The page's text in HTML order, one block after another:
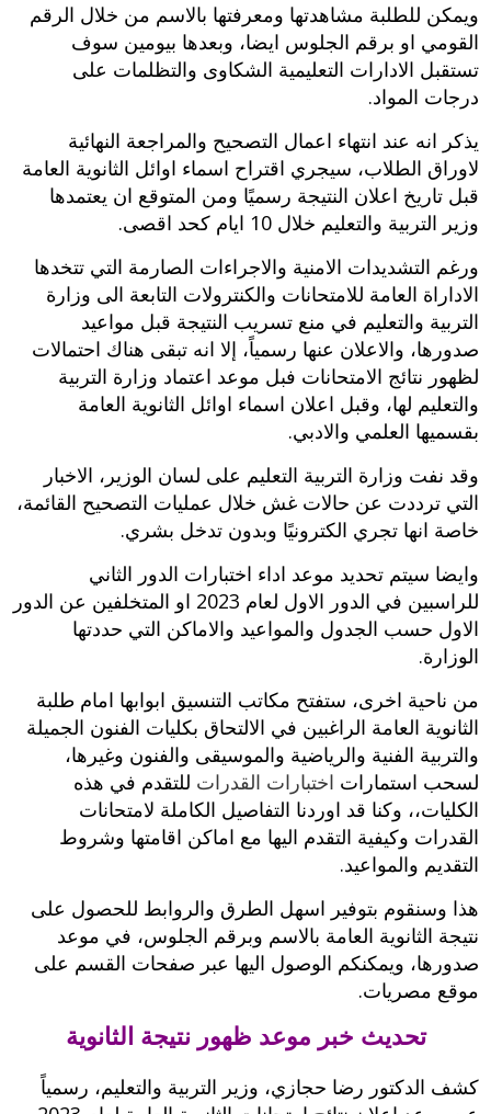
ويمكن للطلبة مشاهدتها ومعرفتها بالاسم من خلال الرقم
القومي او برقم الجلوس ايضا، وبعدها بيومين سوف
تستقبل الادارات التعليمية الشكاوى والتظلمات على
درجات المواد.
يذكر انه عند انتهاء اعمال التصحيح والمراجعة النهائية
لاوراق الطلاب، سيجري اقتراح اسماء اوائل الثانوية العامة
قبل تاريخ اعلان النتيجة رسميًا ومن المتوقع ان يعتمدها
وزير التربية والتعليم خلال 10 ايام كحد اقصى.
ورغم التشديدات الامنية والاجراءات الصارمة التي تتخدها
الاداراة العامة للامتحانات والكنترولات التابعة الى وزارة
التربية والتعليم في منع تسريب النتيجة قبل مواعيد
صدورها، والاعلان عنها رسمياً، إلا انه تبقى هناك احتمالات
لظهور نتائج الامتحانات فبل موعد اعتماد وزارة التربية
والتعليم لها، وقبل اعلان اسماء اوائل الثانوية العامة
بقسميها العلمي والادبي.
وقد نفت وزارة التربية التعليم على لسان الوزير، الاخبار
التي ترددت عن حالات غش خلال عمليات التصحيح القائمة،
خاصة انها تجري الكترونيًا وبدون تدخل بشري.
وايضا سيتم تحديد موعد اداء اختبارات الدور الثاني
للراسبين في الدور الاول لعام 2023 او المتخلفين عن الدور
الاول حسب الجدول والمواعيد والاماكن التي حددتها
الوزارة.
من ناحية اخرى، ستفتح مكاتب التنسيق ابوابها امام طلبة
الثانوية العامة الراغبين في الالتحاق بكليات الفنون الجميلة
والتربية الفنية والرياضية والموسيقى والفنون وغيرها،
لسحب استمارات اختبارات القدرات للتقدم في هذه
الكليات،، وكنا قد اوردنا التفاصيل الكاملة لامتحانات
القدرات وكيفية التقدم اليها مع اماكن اقامتها وشروط
التقديم والمواعيد.
هذا وسنقوم بتوفير اسهل الطرق والروابط للحصول على
نتيجة الثانوية العامة بالاسم وبرقم الجلوس، في موعد
صدورها، ويمكنكم الوصول اليها عبر صفحات القسم على
موقع مصريات.
تحديث خبر موعد ظهور نتيجة الثانوية
كشف الدكتور رضا حجازي، وزير التربية والتعليم، رسمياً